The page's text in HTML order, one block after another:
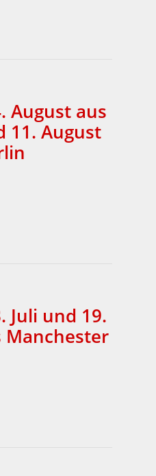
August aus
11. August
Juli und 19.
Manchester